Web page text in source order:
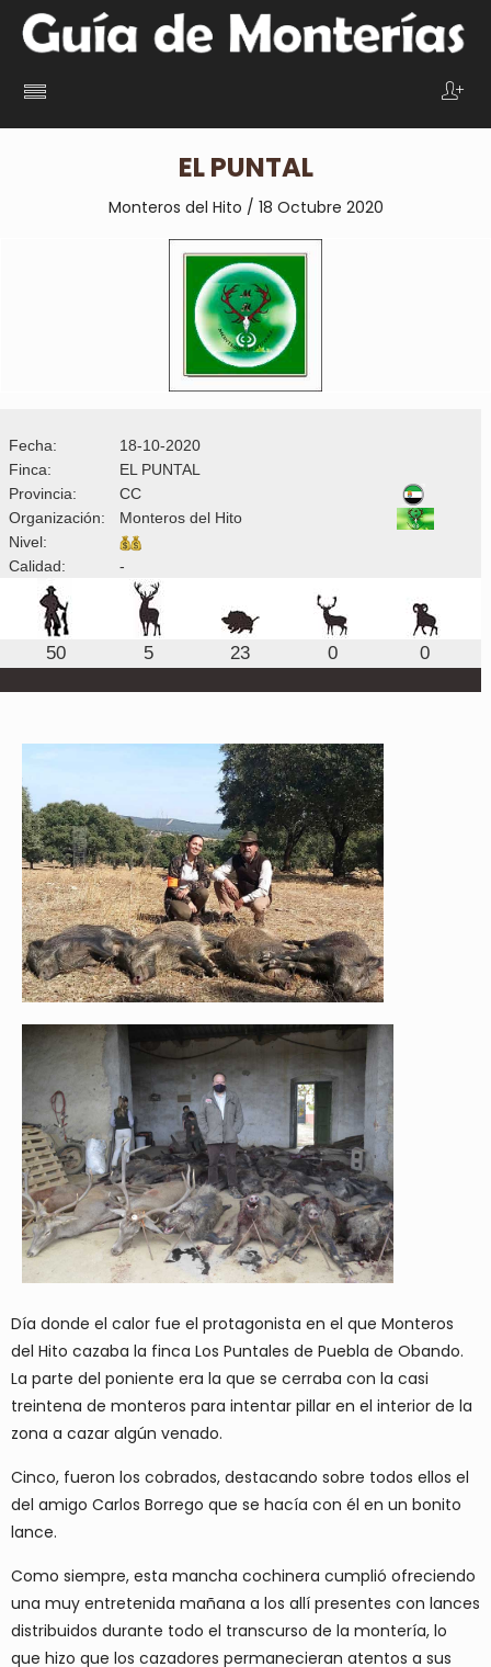
EL PUNTAL
Monteros del Hito / 18 Octubre 2020
Fecha:
18-10-2020
Finca:
EL PUNTAL
Provincia:
CC
Organización:
Monteros del Hito
Nivel:
Calidad:
-
50 5 23 0 0
Día donde el calor fue el protagonista en el que Monteros
del Hito cazaba la finca Los Puntales de Puebla de Obando.
La parte del poniente era la que se cerraba con la casi
treintena de monteros para intentar pillar en el interior de la
zona a cazar algún venado.
Cinco, fueron los cobrados, destacando sobre todos ellos el
del amigo Carlos Borrego que se hacía con él en un bonito
lance.
Como siempre, esta mancha cochinera cumplió ofreciendo
una muy entretenida mañana a los allí presentes con lances
distribuidos durante todo el transcurso de la montería, lo
que hizo que los cazadores permanecieran atentos a sus